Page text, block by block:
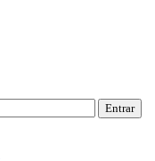
Entrar